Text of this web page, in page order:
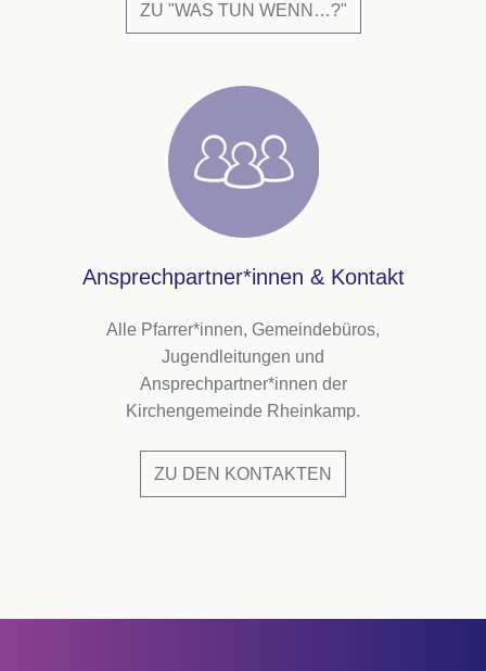
ZU "WAS TUN WENN…?"
Ansprechpartner*innen & Kontakt
Alle Pfarrer*innen, Gemeindebüros,
Jugendleitungen und
Ansprechpartner*innen der
Kirchengemeinde Rheinkamp.
ZU DEN KONTAKTEN